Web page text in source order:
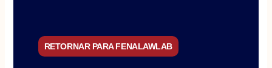
RETORNAR PARA FENALAWLAB